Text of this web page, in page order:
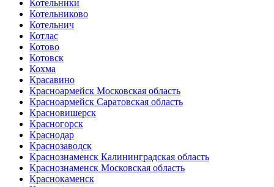
Котельники
Котельниково
Котельнич
Котлас
Котово
Котовск
Кохма
Красавино
Красноармейск Московская область
Красноармейск Саратовская область
Красновишерск
Красногорск
Краснодар
Краснозаводск
Краснознаменск Калининградская область
Краснознаменск Московская область
Краснокаменск